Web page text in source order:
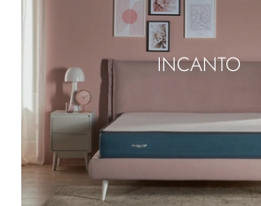
INCANTO